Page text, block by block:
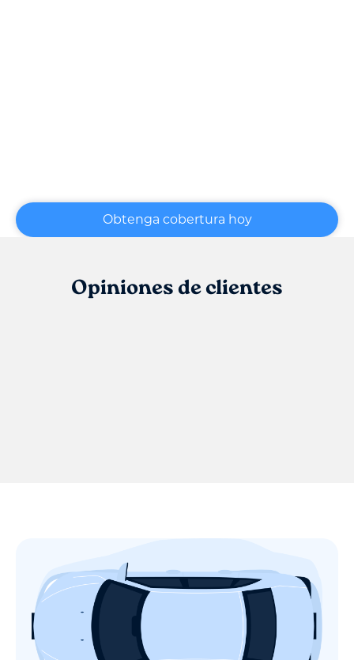
Obtenga cobertura hoy
Opiniones de clientes